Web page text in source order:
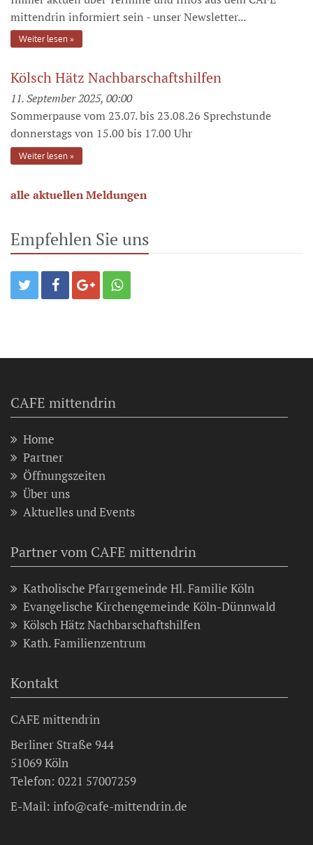
mittendrin informiert sein - unser Newsletter...
Weiter lesen
Kölsch Hätz Nachbarschaftshilfen
11. September 2025, 00:00
Sommerpause vom 23.07. bis 23.08.26 Sprechstunde
donnerstags von 15.00 bis 17.00 Uhr
Weiter lesen
alle aktuellen Meldungen
Empfehlen Sie uns
CAFE mittendrin
Home
Partner
Öffnungszeiten
Über uns
Aktuelles und Events
Partner vom CAFE mittendrin
Katholische Pfarrgemeinde Hl. Familie Köln
Evangelische Kirchengemeinde Köln-Dünnwald
Kölsch Hätz Nachbarschaftshilfen
Kath. Familienzentrum
Kontakt
CAFE mittendrin
Berliner Straße 944
51069 Köln
Telefon: 0221 57007259
E-Mail: info@cafe-mittendrin.de